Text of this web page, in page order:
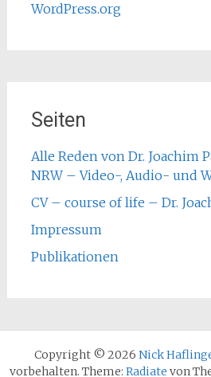
WordPress.org
Seiten
Alle Reden von Dr. Joachim
NRW – Video-, Audio- und
CV – course of life – Dr.
Impressum
Publikationen
Copyright © 2026 Nick
vorbehalten. Theme: Radiate von